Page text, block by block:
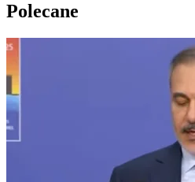
Polecane